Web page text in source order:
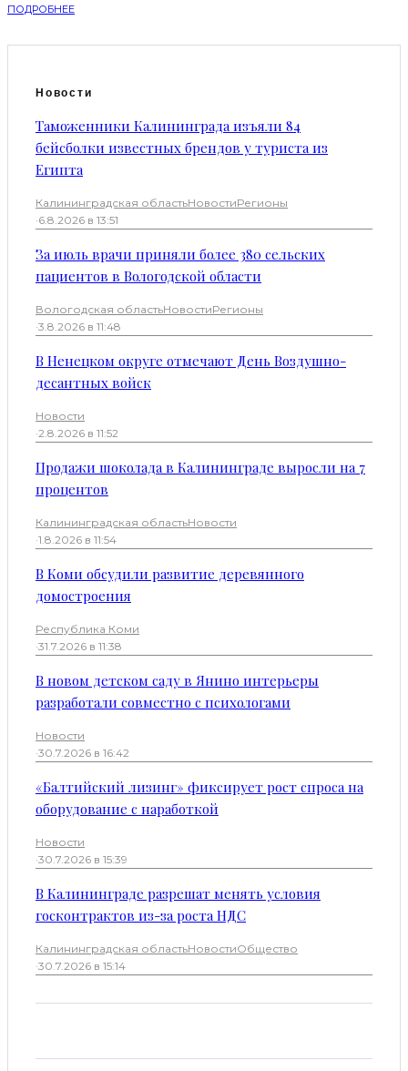
ПОДРОБНЕЕ
Новости
Таможенники Калининграда изъяли 84
бейсболки известных брендов у туриста из
Египта
Калининградская областьНовостиРегионы
·6.8.2026 в 13:51
За июль врачи приняли более 380 сельских
пациентов в Вологодской области
Вологодская областьНовостиРегионы
·3.8.2026 в 11:48
В Ненецком округе отмечают День Воздушно-
десантных войск
Новости
·2.8.2026 в 11:52
Продажи шоколада в Калининграде выросли на 7
процентов
Калининградская областьНовости
·1.8.2026 в 11:54
В Коми обсудили развитие деревянного
домостроения
Республика Коми
·31.7.2026 в 11:38
В новом детском саду в Янино интерьеры
разработали совместно с психологами
Новости
·30.7.2026 в 16:42
«Балтийский лизинг» фиксирует рост спроса на
оборудование с наработкой
Новости
·30.7.2026 в 15:39
В Калининграде разрешат менять условия
госконтрактов из-за роста НДС
Калининградская областьНовостиОбщество
·30.7.2026 в 15:14